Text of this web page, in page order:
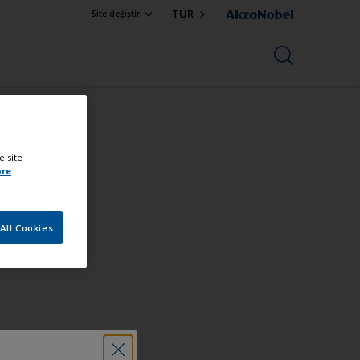
Site değiştir TUR
site
Cookies